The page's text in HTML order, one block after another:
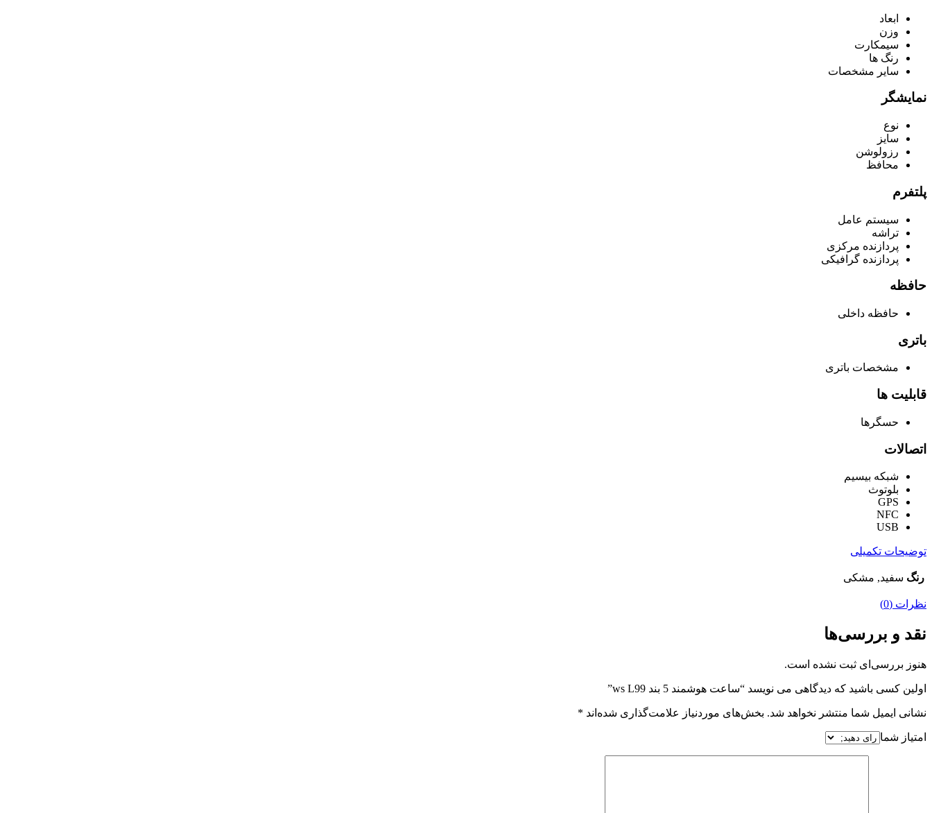
ابعاد
وزن
سیمکارت
رنگ ها
سایر مشخصات
نمایشگر
نوع
سایز
رزولوشن
محافظ
پلتفرم
سیستم عامل
تراشه
پردازنده مرکزی
پردازنده گرافیکی
حافظه
حافظه داخلی
باتری
مشخصات باتری
قابلیت ها
حسگرها
اتصالات
شبکه بیسیم
بلوتوث
GPS
NFC
USB
توضیحات تکمیلی
رنگ سفید, مشکی
نظرات (0)
نقد و بررسی‌ها
هنوز بررسی‌ای ثبت نشده است.
اولین کسی باشید که دیدگاهی می نویسد “ساعت هوشمند 5 بند ws L99”
نشانی ایمیل شما منتشر نخواهد شد. بخش‌های موردنیاز علامت‌گذاری شده‌اند *
امتیاز شما